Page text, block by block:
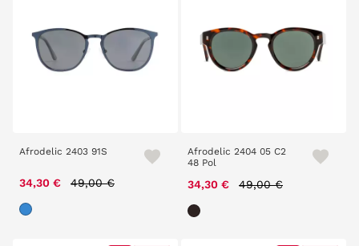
Afrodelic 2403 91S
34,30 € Price reduced from
49,00 €
Afrodelic 2404 05 C2
48 Pol
34,30 € Price reduced from
49,00 €